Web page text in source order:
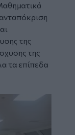
της
της
τα επίπεδα